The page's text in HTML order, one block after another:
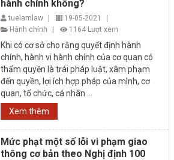
hành chính không?
tuelamlaw | 19-05-2021
|
Hành chính
| 1164 Lượt xem
Khi có cơ sở cho rằng quyết định hành
chính, hành vi hành chính của cơ quan có
thẩm quyền là trái pháp luật, xâm phạm
đến quyền, lợi ích hợp pháp của mình, cơ
quan, tổ chức, cá nhân ...
Xem thêm
Mức phạt một số lỗi vi phạm giao
thông cơ bản theo Nghị định 100